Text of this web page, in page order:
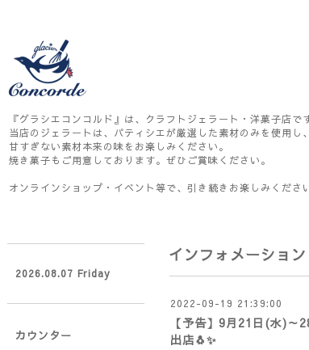
『グラシエコンコルド』は、クラフトジェラート・洋菓子店です
当店のジェラートは、パティシエが厳選した素材のみを使用し
甘すぎない素材本来の味をお楽しみください。
焼き菓子もご用意しております。ぜひご賞味ください。
オンラインショップ・イベント等で、引き続きお楽しみください
インフォメーション
2022-09-19 21:39:00
【予告】9月21日(水)
出店🐧✨
2026.08.07 Friday
カウンター